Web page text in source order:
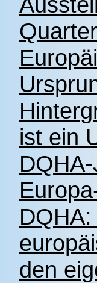
ist ein
den